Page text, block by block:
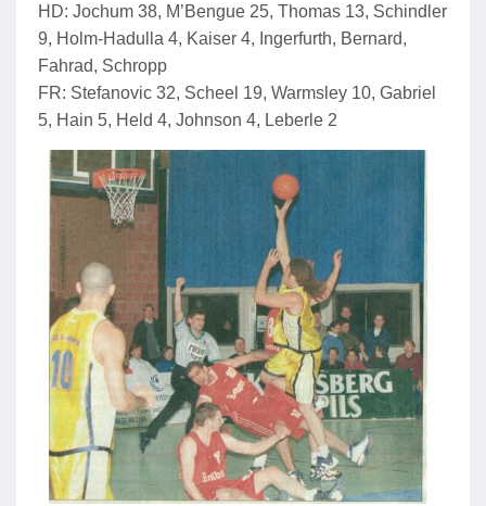
HD: Jochum 38, M’Bengue 25, Thomas 13, Schindler
9, Holm-Hadulla 4, Kaiser 4, Ingerfurth, Bernard,
Fahrad, Schropp
FR: Stefanovic 32, Scheel 19, Warmsley 10, Gabriel
5, Hain 5, Held 4, Johnson 4, Leberle 2